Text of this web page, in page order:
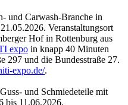
und Carwash-Branche in
Veranstaltungsort
Hof in Rottenburg aus
expo in knapp 40 Minuten
297 und die Bundesstraße 27.
expo.de/.
und Schmiedeteile mit
bis 11.06.2026.